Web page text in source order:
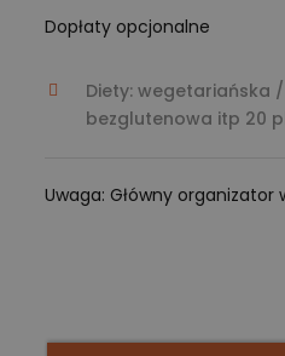
Dopłaty opcjonalne
Diety: wegetariańska
bezglutenowa itp 20
Uwaga: Główny organizator